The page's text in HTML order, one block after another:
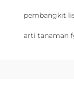
pembangkit
arti tanaman